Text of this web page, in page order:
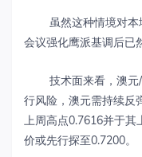
虽然这种情境对
会议强化鹰派基调后已
技术面来看，澳
行风险，澳元需持续反
上周高点0.7616并于
价或先行探至0.7200。